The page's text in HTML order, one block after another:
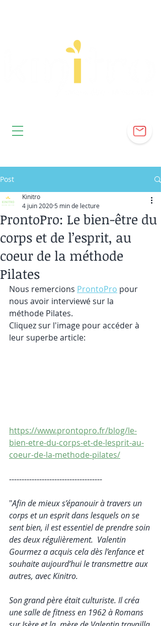
Post
ProntoPro: Le bien-être du
corps et de l’esprit, au
coeur de la méthode
Pilates
Kinitro
4 juin 2020 5 min de lecture
Nous remercions ProntoPro pour
nous avoir interviewé sur la
méthode Pilates.
Cliquez sur l'image pour accéder à
leur superbe article:
https://www.prontopro.fr/blog/le-
bien-etre-du-corps-et-de-lesprit-au-
coeur-de-la-methode-pilates/
-------------------------------------
"Afin de mieux s’épanouir à travers un
corps et un esprit dans lesquels on se
sent bien, il est essentiel de prendre soin
des deux régulièrement.  Valentin
Gourmez a acquis cela dès l’enfance et
souhaite aujourd’hui le transmettre aux
autres, avec Kinitro.
Son grand père était culturiste. Il créa
une salle de fitness en 1962 à Romans